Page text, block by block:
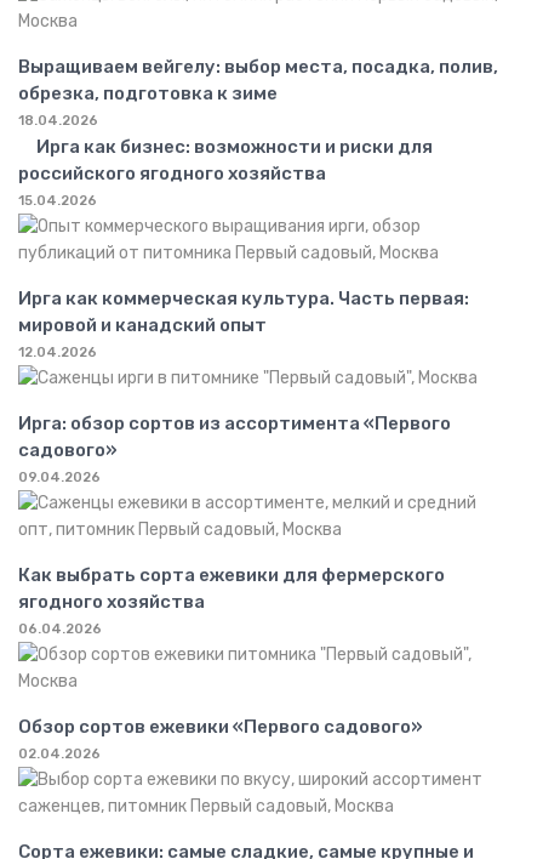
Выращиваем вейгелу: выбор места, посадка, полив,
обрезка, подготовка к зиме
18.04.2026
Ирга как бизнес: возможности и риски для
российского ягодного хозяйства
15.04.2026
Ирга как коммерческая культура. Часть первая:
мировой и канадский опыт
12.04.2026
Ирга: обзор сортов из ассортимента «Первого
садового»
09.04.2026
Как выбрать сорта ежевики для фермерского
ягодного хозяйства
06.04.2026
Обзор сортов ежевики «Первого садового»
02.04.2026
Сорта ежевики: самые сладкие, самые крупные и